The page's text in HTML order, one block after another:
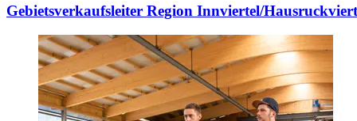
Gebietsverkaufsleiter Region Innviertel/